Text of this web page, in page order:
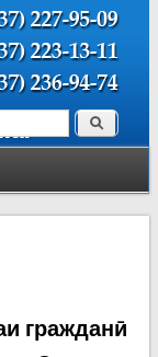
Поиск
гражданӣ